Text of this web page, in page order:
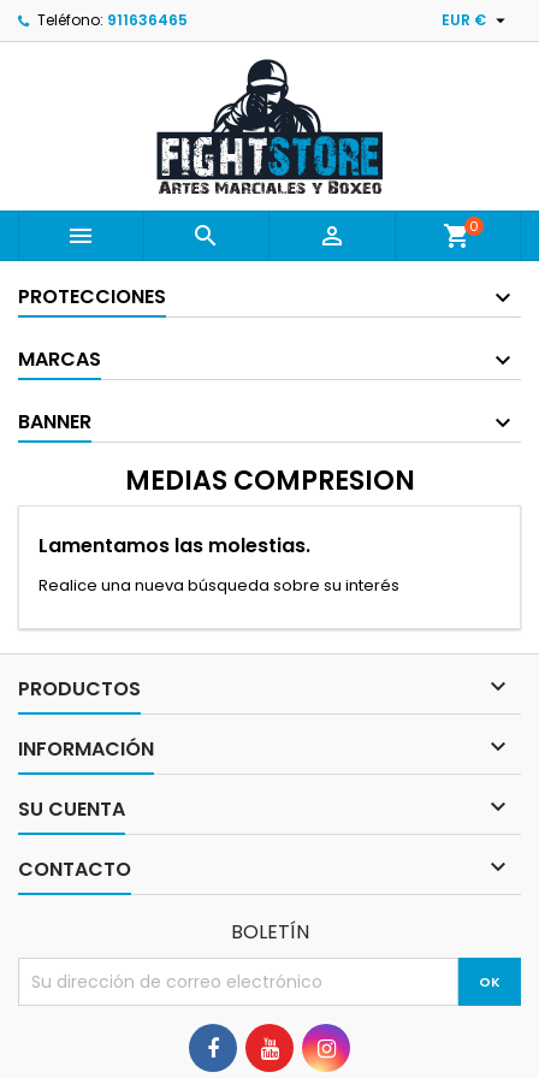
Teléfono: 911636465 EUR € 
   shopping_cart0
PROTECCIONES
MARCAS
BANNER
MEDIAS COMPRESION
Lamentamos las molestias.
Realice una nueva búsqueda sobre su interés
PRODUCTOS 
INFORMACIÓN 
SU CUENTA 
CONTACTO 
BOLETÍN